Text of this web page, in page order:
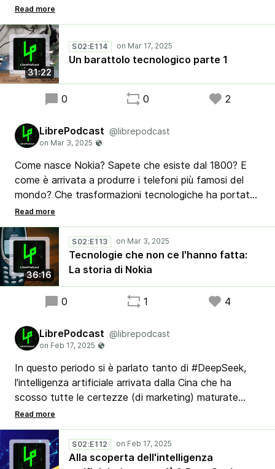
oppure può avere qualche utilità? Ce lo racconta
Ribby, che lo ha mostrato anche al RepairCafe di
Recanati, spiegandoci anche gli approcci e i materiali
impiegati.
31:22
S02:E114
Un barattolo tecnologico parte 1
0 0 2
LibrePodcast @librepodcast
Come nasce Nokia? Sapete che esiste dal 1800? E
come è arrivata a produrre i telefoni più famosi del
mondo? Che trasformazioni tecnologiche ha portato
al mondo? Apollo, Ribby, Maurizio e Stefano
ricordano la loro esperienza con il marchio finlandese.
Dite la verità, anche voi avete usato un Nokia nella
vita, vero?
36:16
S02:E113
Tecnologie che non ce l'hanno fatta:
La storia di Nokia
0 1 4
LibrePodcast @librepodcast
In questo periodo si è parlato tanto di #DeepSeek,
l'intelligenza artificiale arrivata dalla Cina che ha
scosso tutte le certezze (di marketing) maturate
finora su questa tecnologia. In questa puntata
monografica, Luigi ci illustra come funzionano le reti
neuronali e le loro applicazioni in tanti ambiti oltre
all'elaborazione di testi e immagini.
S02:E112
Alla scoperta dell'intelligenza